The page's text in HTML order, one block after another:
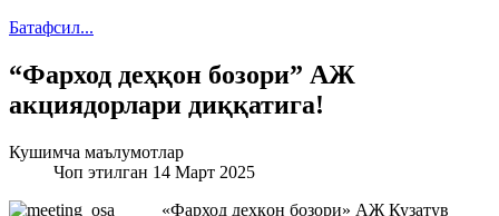
Батафсил...
“Фарход деҳқон бозори” АЖ
акциядорлари диққатига!
Кушимча маълумотлар
Чоп этилган 14 Март 2025
«Фарход деҳқон бозори» АЖ Кузатув